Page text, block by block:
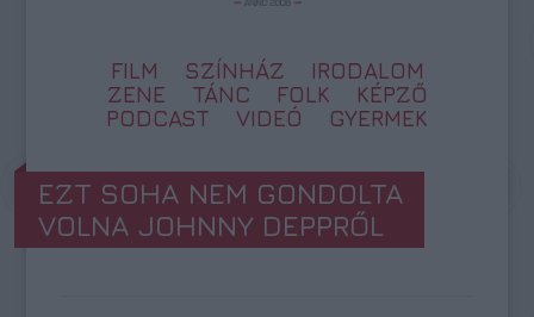
FILM SZÍNHÁZ
IRODALOM
ZENE
TÁNC FOLK
KÉPZŐ
PODCAST
VIDEÓ GYERMEK
EZT SOHA NEM GONDOLTA
VOLNA JOHNNY DEPPRŐL